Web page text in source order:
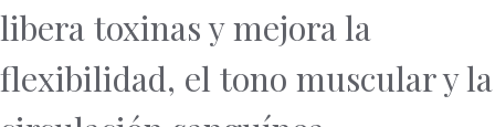
libera toxinas y mejora la
flexibilidad, el tono muscular y la